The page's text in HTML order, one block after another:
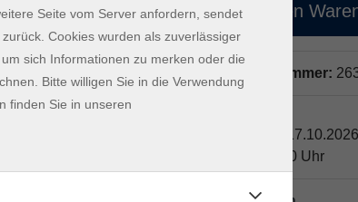
naturnah gestaltete
des
die selbst etwas
auswählen,
In den
Kursnummer:
Sa. 17.10.2026
13:00 Uhr
Seite vom Server anfordern, sendet
Cookies wurden als zuverlässiger
sich Informationen zu merken oder die
Bitte willigen Sie in die Verwendung
finden Sie in unseren